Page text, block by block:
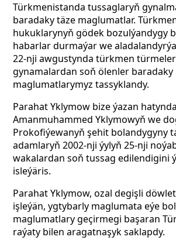
Türkmenistanda tussaglaryň
baradaky täze maglumatlar.
hukuklarynyň gödek bozulýandygy
habarlar durmaýar we
22-nji awgustynda türkmen
gynamalardan soň ölenler baradaky
maglumatlarymyz tassyklandy.
Parahat Yklymow bize ýazan
Amanmuhammed Yklymowyň we
Prokofiýewanyň şehit bolandygyny
adamlaryň 2002-nji ýylyň 25-nji
wakalardan soň tussag edilendigini
isleýäris.
Parahat Yklymow, ozal degişli
işleýän, ygtybarly maglumata eýe
maglumatlary geçirmegi başaran
raýaty bilen aragatnaşyk saklapdy.